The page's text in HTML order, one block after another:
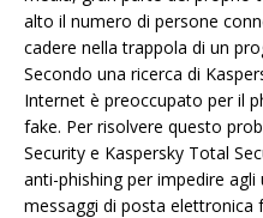
alto il numero di persone
cadere nella trappola di un
Secondo una ricerca di
Internet è preoccupato per il
fake. Per risolvere questo
Security e Kaspersky Total
anti-phishing per impedire
messaggi di posta elettronica